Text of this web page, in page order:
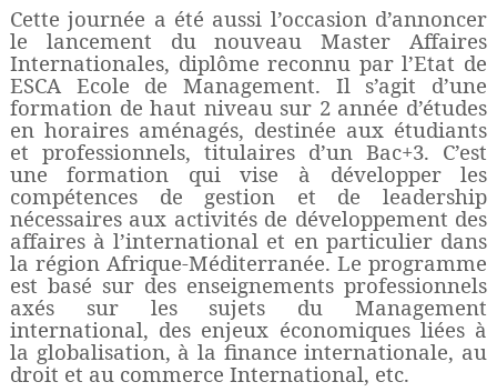
Cette journée a été aussi l’occasion d’annoncer
le lancement du nouveau Master Affaires
Internationales, diplôme reconnu par l’Etat de
ESCA Ecole de Management. Il s’agit d’une
formation de haut niveau sur 2 année d’études
en horaires aménagés, destinée aux étudiants
et professionnels, titulaires d’un Bac+3. C’est
une formation qui vise à développer les
compétences de gestion et de leadership
nécessaires aux activités de développement des
affaires à l’international et en particulier dans
la région Afrique-Méditerranée. Le programme
est basé sur des enseignements professionnels
axés sur les sujets du Management
international, des enjeux économiques liées à
la globalisation, à la finance internationale, au
droit et au commerce International, etc.